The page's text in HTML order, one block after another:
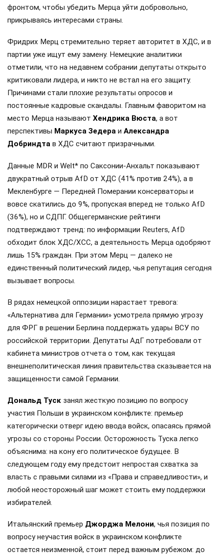
фронтом, чтобы убедить Мерца уйти добровольно,
прикрываясь интересами страны.
Фридрих Мерц стремительно теряет авторитет в ХДС, и в
партии уже ищут ему замену. Немецкие аналитики
отметили, что на недавнем собрании депутаты открыто
критиковали лидера, и никто не встал на его защиту.
Причинами стали плохие результаты опросов и
постоянные кадровые скандалы. Главным фаворитом на
место Мерца называют Хендрика Вюста, а вот
перспективы Маркуса Зедера и Александра
Добриндта в ХДС считают призрачными.
Данные MDR и Welt* по Саксонии-Анхальт показывают
двукратный отрыв AfD от ХДС (41% против 24%), а в
Мекленбурге — Передней Померании консерваторы и
вовсе скатились до 9%, пропуская вперед не только AfD
(36%), но и СДПГ. Общегерманские рейтинги
подтверждают тренд: по информации Reuters, AfD
обходит блок ХДС/ХСС, а деятельность Мерца одобряют
лишь 15% граждан. При этом Мерц — далеко не
единственный политический лидер, чья репутация сегодня
вызывает вопросы.
В рядах немецкой оппозиции нарастает тревога:
«Альтернатива для Германии» усмотрела прямую угрозу
для ФРГ в решении Берлина поддержать удары ВСУ по
российской территории. Депутаты АдГ потребовали от
кабинета министров отчета о том, как текущая
внешнеполитическая линия правительства сказывается на
защищенности самой Германии.
Дональд Туск занял жесткую позицию по вопросу
участия Польши в украинском конфликте: премьер
категорически отверг идею ввода войск, опасаясь прямой
угрозы со стороны России. Осторожность Туска легко
объяснима: на кону его политическое будущее. В
следующем году ему предстоит непростая схватка за
власть с правыми силами из «Права и справедливости», и
любой неосторожный шаг может стоить ему поддержки
избирателей.
Итальянский премьер Джорджа Мелони, чья позиция по
вопросу неучастия войск в украинском конфликте
остается неизменной, стоит перед важным рубежом: до